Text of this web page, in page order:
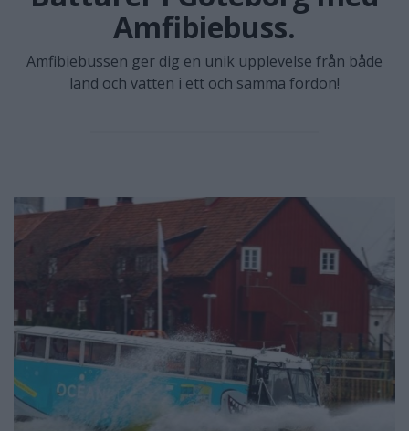
Amfibiebuss.
Amfibiebussen ger dig en unik upplevelse från både
land och vatten i ett och samma fordon!